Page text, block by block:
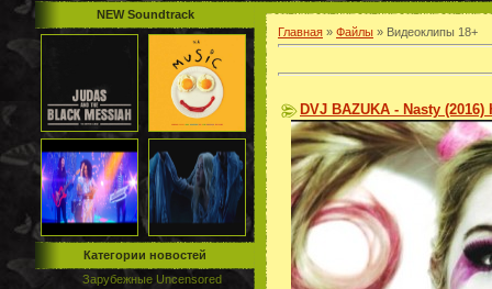
NEW Soundtrack
Категории новостей
Зарубежные Uncensored
Главная » Файлы » Видеоклипы 18+
DVJ BAZUKA - Nasty (2016)